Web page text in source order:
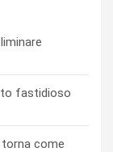
fastidioso
come